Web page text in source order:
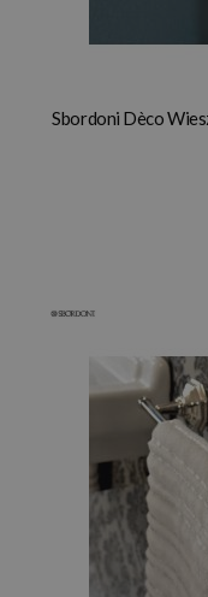
Sbordoni Dèco